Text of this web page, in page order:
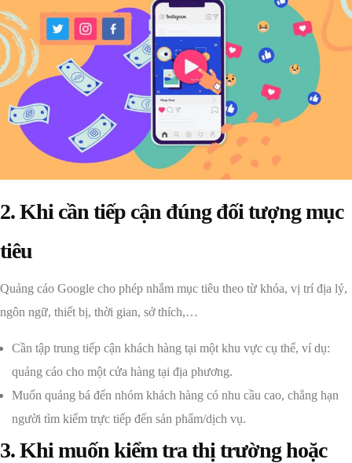
2. Khi cần tiếp cận đúng đối tượng mục
tiêu
Quảng cáo Google cho phép nhắm mục tiêu theo từ khóa, vị trí địa lý,
ngôn ngữ, thiết bị, thời gian, sở thích,…
Cần tập trung tiếp cận khách hàng tại một khu vực cụ thể, ví dụ:
quảng cáo cho một cửa hàng tại địa phương.
Muốn quảng bá đến nhóm khách hàng có nhu cầu cao, chẳng hạn
người tìm kiếm trực tiếp đến sản phẩm/dịch vụ.
3. Khi muốn kiểm tra thị trường hoặc